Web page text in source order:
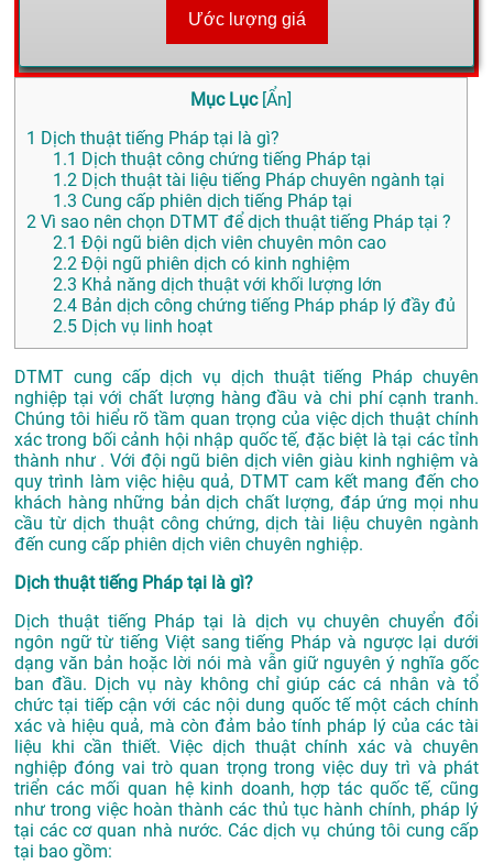
Ước lượng giá
Mục Lục [Ẩn]
1 Dịch thuật tiếng Pháp tại là gì?
1.1 Dịch thuật công chứng tiếng Pháp tại
1.2 Dịch thuật tài liệu tiếng Pháp chuyên ngành tại
1.3 Cung cấp phiên dịch tiếng Pháp tại
2 Vì sao nên chọn DTMT để dịch thuật tiếng Pháp tại ?
2.1 Đội ngũ biên dịch viên chuyên môn cao
2.2 Đội ngũ phiên dịch có kinh nghiệm
2.3 Khả năng dịch thuật với khối lượng lớn
2.4 Bản dịch công chứng tiếng Pháp pháp lý đầy đủ
2.5 Dịch vụ linh hoạt
DTMT cung cấp dịch vụ dịch thuật tiếng Pháp chuyên
nghiệp tại với chất lượng hàng đầu và chi phí cạnh tranh.
Chúng tôi hiểu rõ tầm quan trọng của việc dịch thuật chính
xác trong bối cảnh hội nhập quốc tế, đặc biệt là tại các tỉnh
thành như . Với đội ngũ biên dịch viên giàu kinh nghiệm và
quy trình làm việc hiệu quả, DTMT cam kết mang đến cho
khách hàng những bản dịch chất lượng, đáp ứng mọi nhu
cầu từ dịch thuật công chứng, dịch tài liệu chuyên ngành
đến cung cấp phiên dịch viên chuyên nghiệp.
Dịch thuật tiếng Pháp tại là gì?
Dịch thuật tiếng Pháp tại là dịch vụ chuyên chuyển đổi
ngôn ngữ từ tiếng Việt sang tiếng Pháp và ngược lại dưới
dạng văn bản hoặc lời nói mà vẫn giữ nguyên ý nghĩa gốc
ban đầu. Dịch vụ này không chỉ giúp các cá nhân và tổ
chức tại tiếp cận với các nội dung quốc tế một cách chính
xác và hiệu quả, mà còn đảm bảo tính pháp lý của các tài
liệu khi cần thiết. Việc dịch thuật chính xác và chuyên
nghiệp đóng vai trò quan trọng trong việc duy trì và phát
triển các mối quan hệ kinh doanh, hợp tác quốc tế, cũng
như trong việc hoàn thành các thủ tục hành chính, pháp lý
tại các cơ quan nhà nước. Các dịch vụ chúng tôi cung cấp
tại bao gồm: